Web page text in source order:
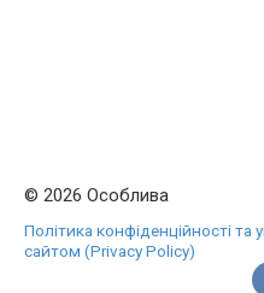
© 2026 Особлива
Політика конфіденційності
сайтом (Privacy Policy)